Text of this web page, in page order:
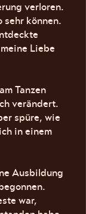
verloren.
sehr können.
Liebe
Tanzen
verändert.
spüre, wie
in einem
Ausbildung
war,